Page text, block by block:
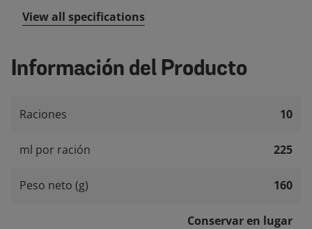
View all specifications
Información del Producto
Raciones 10
ml por ración 225
Peso neto (g) 160
Conservar en lugar